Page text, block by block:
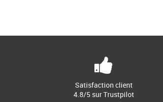
jour, très appréciée des adeptes, pour inclure
nom du
Satisfaction client
4.8/5 sur Trustpilot